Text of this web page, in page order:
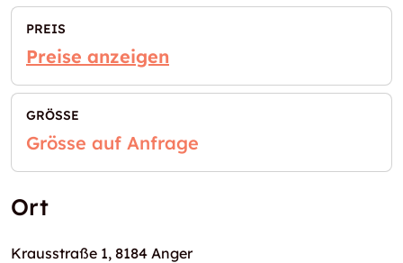
PREIS
Preise anzeigen
GRÖSSE
Grösse auf Anfrage
Ort
Krausstraße 1, 8184 Anger